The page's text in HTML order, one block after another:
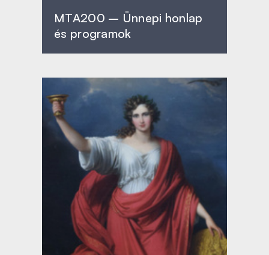
MTA200 – Ünnepi honlap
és programok